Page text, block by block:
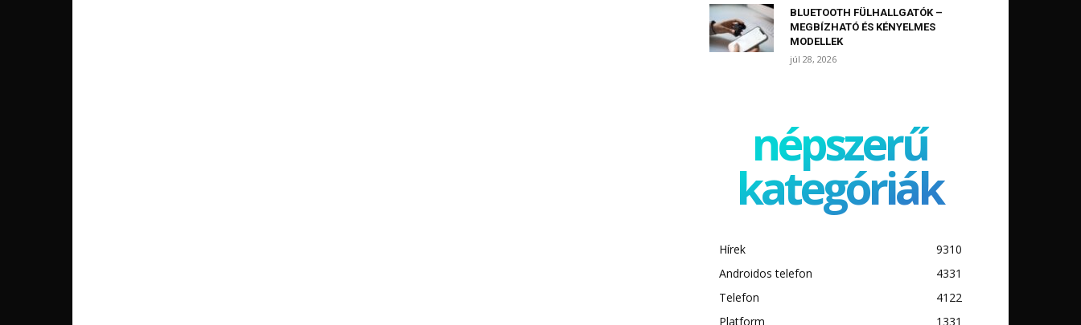
BLUETOOTH FÜLHALLGATÓK –
MEGBÍZHATÓ ÉS KÉNYELMES
MODELLEK
júl 28, 2026
népszerű
kategóriák
Hírek
9310
Androidos telefon
4331
Telefon
4122
Platform
1331